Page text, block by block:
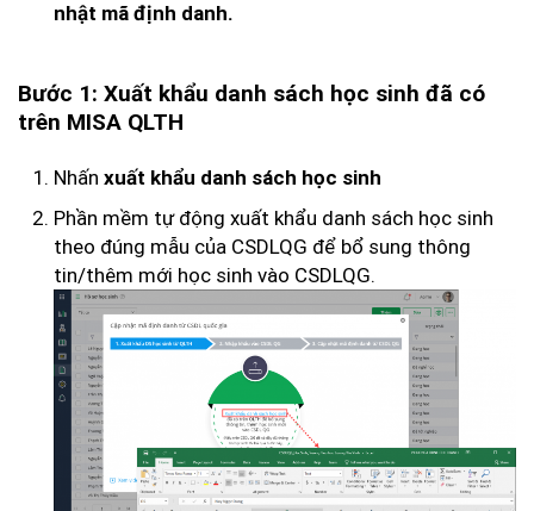
nhật mã định danh.
Bước 1: Xuất khẩu danh sách học sinh đã có
trên MISA QLTH
Nhấn xuất khẩu danh sách học sinh
Phần mềm tự động xuất khẩu danh sách học sinh
theo đúng mẫu của CSDLQG để bổ sung thông
tin/thêm mới học sinh vào CSDLQG.